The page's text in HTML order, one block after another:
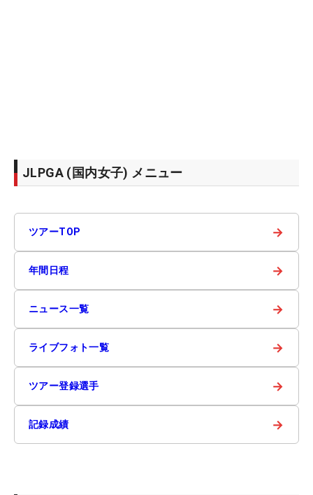
JLPGA (国内女子) メニュー
ツアーTOP →
年間日程 →
ニュース一覧 →
ライブフォト一覧 →
ツアー登録選手 →
記録成績 →